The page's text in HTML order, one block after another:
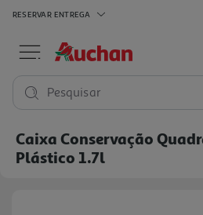
RESERVAR ENTREGA
Pesquisar
Caixa Conservação
Plástico 1.7l